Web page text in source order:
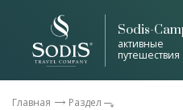
Sodis-
активные
путешествия
Главная Раздел